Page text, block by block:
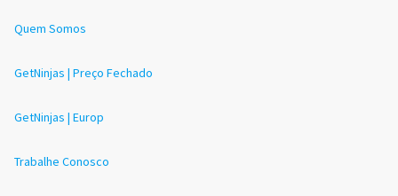
Quem Somos
GetNinjas | Preço Fechado
GetNinjas | Europ
Trabalhe Conosco